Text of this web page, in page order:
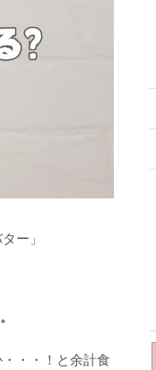
ー」
・・！と余計食